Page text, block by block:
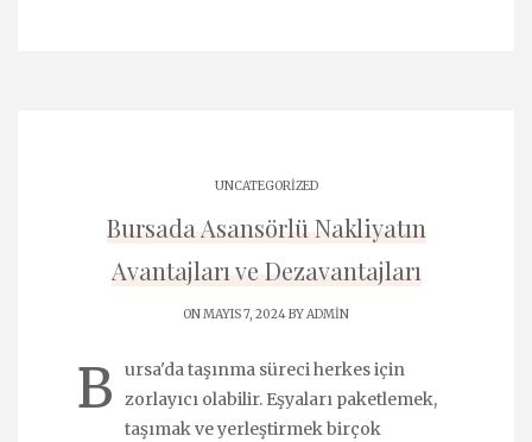
UNCATEGORIZED
Bursada Asansörlü Nakliyatın
Avantajları ve Dezavantajları
ON MAYIS 7, 2024 BYADMIN
B
ursa'da taşınma süreci herkes için
zorlayıcı olabilir. Eşyaları paketlemek,
taşımak ve yerleştirmek birçok